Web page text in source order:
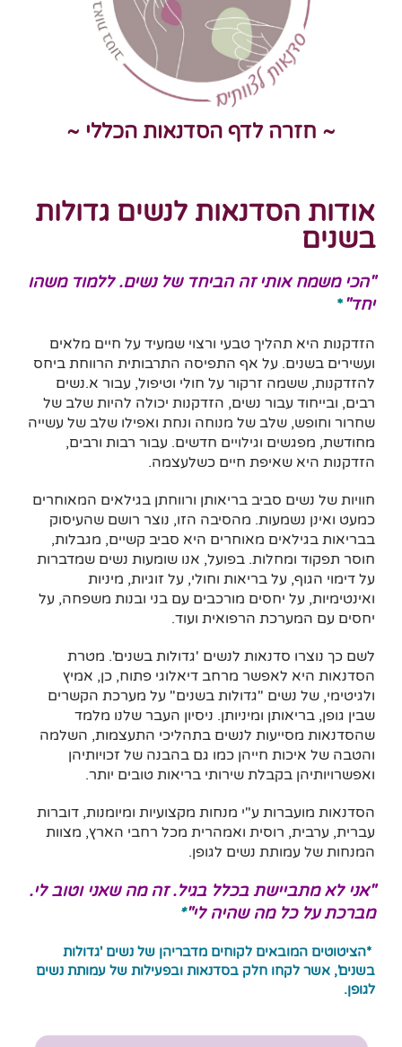
~ חזרה לדף הסדנאות הכללי ~
אודות הסדנאות לנשים גדולות
בשנים
"הכי משמח אותי זה הביחד של נשים. ללמוד משהו
יחד"*
הזדקנות היא תהליך טבעי ורצוי שמעיד על חיים מלאים
ועשירים בשנים. על אף התפיסה התרבותית הרווחת ביחס
להזדקנות, ששמה זרקור על חולי וטיפול, עבור א.נשים
רבים, ובייחוד עבור נשים, הזדקנות יכולה להיות שלב של
שחרור וחופש, שלב של מנוחה ונחת ואפילו שלב של עשייה
מחודשת, מפגשים וגילויים חדשים. עבור רבות ורבים,
הזדקנות היא שאיפת חיים כשלעצמה.
חוויות של נשים סביב בריאותן ורווחתן בגילאים המאוחרים
כמעט ואינן נשמעות. מהסיבה הזו, נוצר רושם שהעיסוק
בבריאות בגילאים מאוחרים היא סביב קשיים, מגבלות,
חוסר תפקוד ומחלות. בפועל, אנו שומעות נשים שמדברות
על דימוי הגוף, על בריאות וחולי, על זוגיות, מיניות
ואינטימיות, על יחסים מורכבים עם בני ובנות משפחה, על
יחסים עם המערכת הרפואית ועוד.
לשם כך נוצרו סדנאות לנשים 'גדולות בשנים'. מטרת
הסדנאות היא לאפשר מרחב דיאלוגי פתוח, כן, אמיץ
ולגיטימי, של נשים "גדולות בשנים" על מערכת הקשרים
שבין גופן, בריאותן ומיניותן. ניסיון העבר שלנו מלמד
שהסדנאות מסייעות לנשים בתהליכי התעצמות, השלמה
והטבה של איכות חייהן כמו גם בהבנה של זכויותיהן
ואפשרויותיהן בקבלת שירותי בריאות טובים יותר.
הסדנאות מועברות ע"י מנחות מקצועיות ומיומנות, דוברות
עברית, ערבית, רוסית ואמהרית מכל רחבי הארץ, מצוות
המנחות של עמותת נשים לגופן.
"אני לא מתביישת בכלל בגיל. זה מה שאני וטוב לי.
מברכת על כל מה שהיה לי"*
*הציטוטים המובאים לקוחים מדבריהן של נשים 'גדולות
בשנים', אשר לקחו חלק בסדנאות ובפעילות של עמותת נשים
לגופן.